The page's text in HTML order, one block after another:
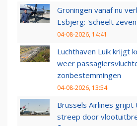
Groningen vanaf nu
Esbjerg: 'scheelt
04-08-2026, 14:41
Luchthaven Luik krijgt
weer
zonbestemmingen
04-08-2026, 13:54
Brussels Airlines grijpt
streep door